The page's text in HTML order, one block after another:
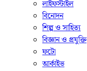
লাইফস্টাইল
বিনোদন
শিল্প ও সাহিত্য
বিজ্ঞান ও প্রযুক্তি
ফটো
আর্কাইভ